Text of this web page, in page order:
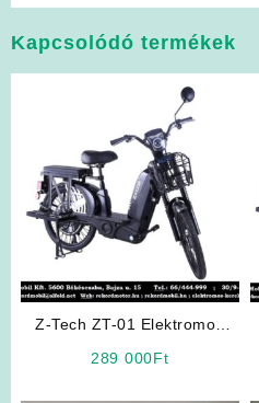
Kapcsolódó termékek
Z-Tech ZT-01 Elektromos
289 000Ft